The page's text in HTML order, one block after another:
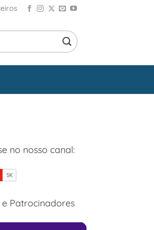
no nosso canal:
Patrocinadores